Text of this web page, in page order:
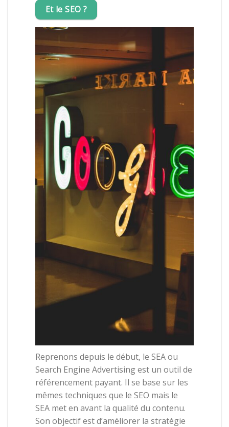
Et le SEO ?
Reprenons depuis le début, le SEA ou
Search Engine Advertising est un outil de
référencement payant. Il se base sur les
mêmes techniques que le SEO mais le
SEA met en avant la qualité du contenu.
Son objectif est d’améliorer la stratégie